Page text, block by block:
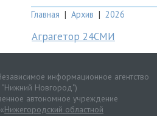
Главная | Архив | 2026
Аграгетор 24СМИ
информационное агентство
Новгород")
автономное учреждение
Нижегородский областной